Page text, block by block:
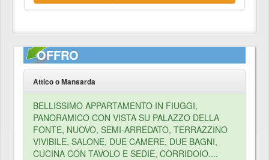
OFFRO
Attico o Mansarda
BELLISSIMO APPARTAMENTO IN FIUGGI,
PANORAMICO CON VISTA SU PALAZZO DELLA
FONTE, NUOVO, SEMI-ARREDATO, TERRAZZINO
VIVIBILE, SALONE, DUE CAMERE, DUE BAGNI,
CUCINA CON TAVOLO E SEDIE, CORRIDOIO....